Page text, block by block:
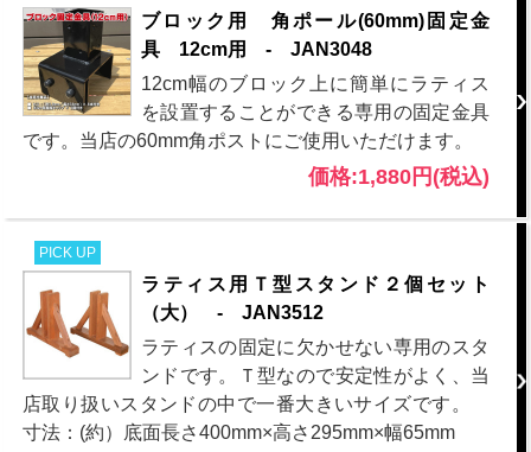
ブロック用 角ポール(60mm)固定金
具 12cm用 - JAN3048
12cm幅のブロック上に簡単にラティス
を設置することができる専用の固定金具
です。当店の60mm角ポストにご使用いただけます。
価格:1,880円(税込)
PICK UP
ラティス用Ｔ型スタンド２個セット
（大） - JAN3512
ラティスの固定に欠かせない専用のスタ
ンドです。Ｔ型なので安定性がよく、当
店取り扱いスタンドの中で一番大きいサイズです。
寸法：(約）底面長さ400mm×高さ295mm×幅65mm